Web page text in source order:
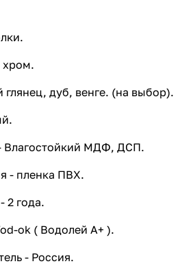
85, с корзиной,
белая
Vod-ok Бридж 40
Vod-ok Бридж 40
L левая, с раковиной
9 188 ₽
Vod-ok Бридж 40
R правая, с раковиной
Лира 30 L/R
хром.
глянец, дуб, венге. (на выбор).
Влагостойкий МДФ, ДСП.
- пленка ПВХ.
2 года.
ok ( Водолей А+ ).
- Россия.